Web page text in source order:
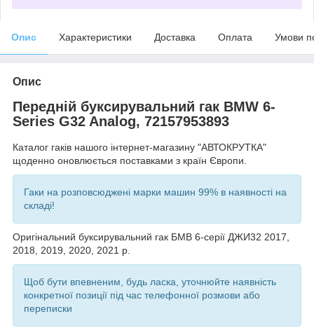
Опис Характеристики Доставка Оплата Умови
Опис
Передній буксирувальний гак BMW 6-
Series G32 Analog, 72157953893
Каталог гаків нашого інтернет-магазину "АВТОКРУТКА"
щоденно оновлюється поставками з країн Європи.
Гаки на розповсюджені марки машин 99% в наявності на
складі!
Оригінальний буксирувальний гак БМВ 6-серії ДЖИ32 2017,
2018, 2019, 2020, 2021 р.
Щоб бути впевненим, будь ласка, уточнюйте наявність
конкретної позиції під час телефонної розмови або
переписки